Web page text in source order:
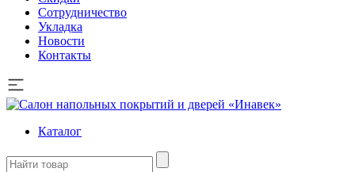
Сотрудничество
Укладка
Новости
Контакты
Каталог